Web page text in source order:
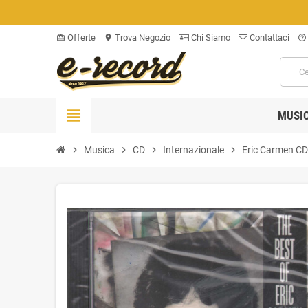
card_giftcard Offerte location_on Trova Negozio Chi Siamo Contattaci help_outline
view_headline
chevron_right Musica chevron_right CD chevron_right Internazionale chevron_right Eric Carmen